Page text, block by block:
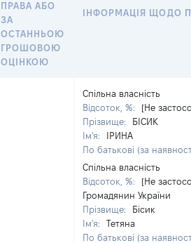
ПРАВА АБО
ЗА
ОСТАННЬОЮ
ГРОШОВОЮ
ОЦІНКОЮ
ІНФОРМАЦІЯ ЩОДО
Спільна власність
Відсоток, %:
[Не
Прізвище:
БІСИК
Ім'я:
ІРИНА
По батькові (за
Спільна власність
Відсоток, %:
[Не
Громадянин України
Прізвище:
Бісик
Ім'я:
Тетяна
По батькові (за